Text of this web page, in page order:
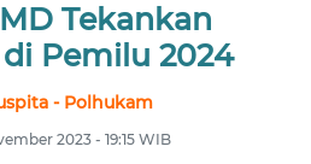
Tekankan
Pemilu 2024
- Polhukam
2023 - 19:15 WIB